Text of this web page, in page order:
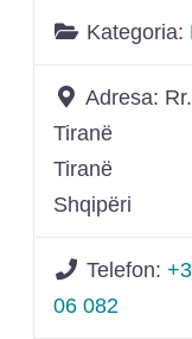
Kategoria:
Adresa:
Tiranë
Tiranë
Shqipëri
Telefon:
06 082